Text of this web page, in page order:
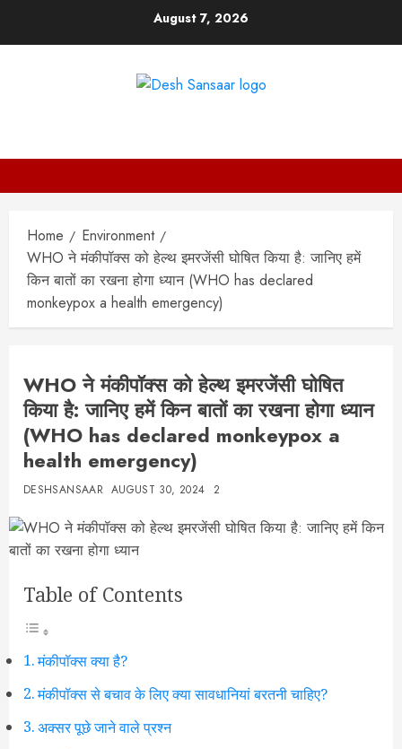
August 7, 2026
Home
Environment
WHO ने मंकीपॉक्स को हेल्थ इमरजेंसी घोषित किया है: जानिए हमें
किन बातों का रखना होगा ध्यान (WHO has declared
monkeypox a health emergency)
WHO ने मंकीपॉक्स को हेल्थ इमरजेंसी घोषित
किया है: जानिए हमें किन बातों का रखना होगा ध्यान
(WHO has declared monkeypox a
health emergency)
DESHSANSAAR AUGUST 30, 2024 2
Table of Contents
मंकीपॉक्स क्या है?
मंकीपॉक्स से बचाव के लिए क्या सावधानियां बरतनी चाहिए?
अक्सर पूछे जाने वाले प्रश्न